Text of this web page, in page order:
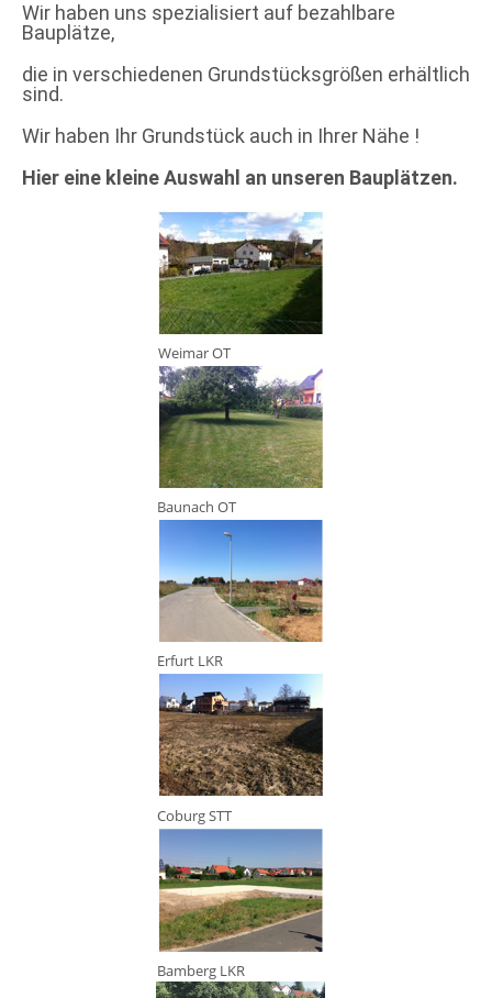
Wir haben uns spezialisiert auf bezahlbare
Bauplätze,
die in verschiedenen Grundstücksgrößen erhältlich
sind.
Wir haben Ihr Grundstück auch in Ihrer Nähe !
Hier eine kleine Auswahl an unseren Bauplätzen.
Weimar OT
Baunach OT
Erfurt LKR
Coburg STT
Bamberg LKR